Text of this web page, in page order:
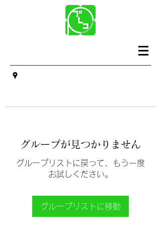
グループが見つかりません
グループリストに戻って、もう一度
お試しください。
グループリストに移動